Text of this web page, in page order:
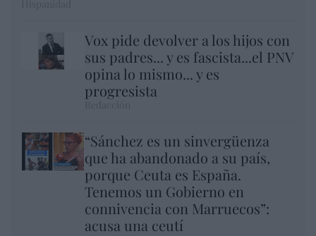
Vox pide devolver a los hijos con
sus padres... y es fascista...el PNV
opina lo mismo... y es
progresista
“Sánchez es un sinvergüenza
que ha abandonado a su país,
porque Ceuta es España.
Tenemos un Gobierno en
connivencia con Marruecos”:
acusa una ceutí